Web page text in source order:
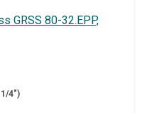
GRSS 80-32.EPP,
4")